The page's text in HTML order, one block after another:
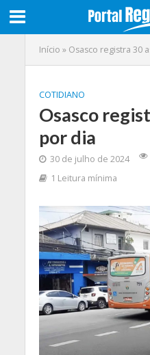
Início » Osasco registra 30
COTIDIANO
Osasco
por dia
30 de julho de 2024
1 Leitura mínima